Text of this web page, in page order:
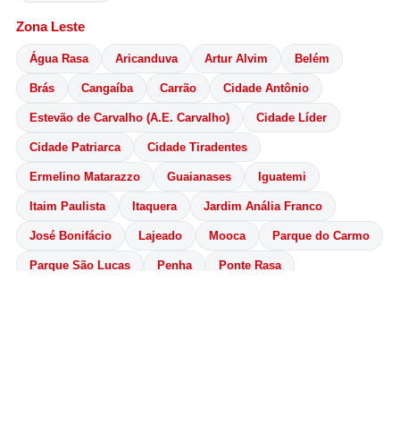
Zona Leste
Água Rasa Aricanduva Artur Alvim Belém
Brás Cangaíba Carrão Cidade Antônio
Estevão de Carvalho (A.E. Carvalho) Cidade Líder
Cidade Patriarca Cidade Tiradentes
Ermelino Matarazzo Guaianases Iguatemi
Itaim Paulista Itaquera Jardim Anália Franco
José Bonifácio Lajeado Mooca Parque do Carmo
Parque São Lucas Penha Ponte Rasa